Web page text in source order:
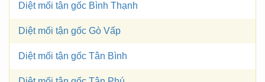
Diệt mối tận gốc Bình Thạnh
Diệt mối tận gốc Gò Vấp
Diệt mối tận gốc Tân Bình